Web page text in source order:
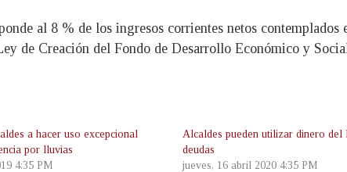
al 8 % de los ingresos corrientes netos contemplados
de Creación del Fondo de Desarrollo Económico y
a hacer uso excepcional
por lluvias
4:35 PM
Alcaldes pueden utilizar dinero del
deudas
jueves, 16 abril 2020 4:35 PM